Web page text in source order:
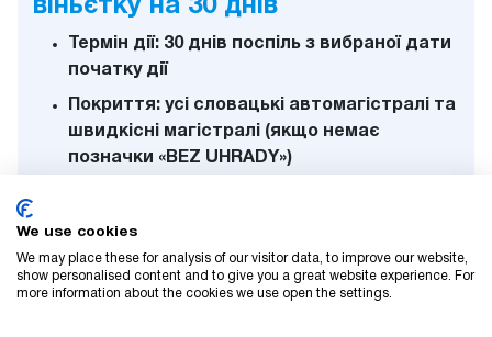
віньєтку на 30 днів
Термін дії: 30 днів поспіль з вибраної дати
початку дії
Покриття: усі словацькі автомагістралі та
швидкісні магістралі (якщо немає
позначки «BEZ UHRADY»)
Реєстрація: прив’язування
We use cookies
We may place these for analysis of our visitor data, to improve our website,
show personalised content and to give you a great website experience. For
more information about the cookies we use open the settings.